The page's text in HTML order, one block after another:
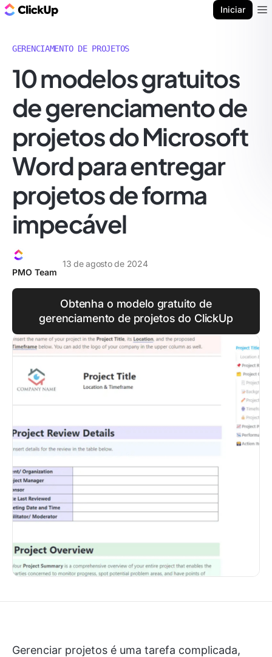
Iniciar
GERENCIAMENTO DE PROJETOS
10 modelos gratuitos
de gerenciamento de
projetos do Microsoft
Word para entregar
projetos de forma
impecável
PMO Team
13 de agosto de 2024
Obtenha o modelo gratuito de
gerenciamento de projetos do ClickUp
Gerenciar projetos é uma tarefa complicada,